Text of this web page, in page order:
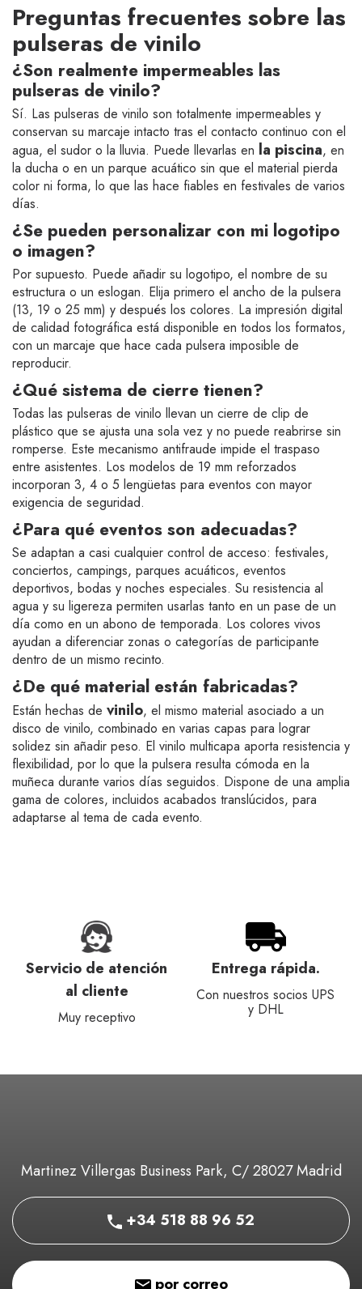
Preguntas frecuentes sobre las
pulseras de vinilo
¿Son realmente impermeables las
pulseras de vinilo?
Sí. Las pulseras de vinilo son totalmente impermeables y
conservan su marcaje intacto tras el contacto continuo con el
agua, el sudor o la lluvia. Puede llevarlas en la piscina, en
la ducha o en un parque acuático sin que el material pierda
color ni forma, lo que las hace fiables en festivales de varios
días.
¿Se pueden personalizar con mi logotipo
o imagen?
Por supuesto. Puede añadir su logotipo, el nombre de su
estructura o un eslogan. Elija primero el ancho de la pulsera
(13, 19 o 25 mm) y después los colores. La impresión digital
de calidad fotográfica está disponible en todos los formatos,
con un marcaje que hace cada pulsera imposible de
reproducir.
¿Qué sistema de cierre tienen?
Todas las pulseras de vinilo llevan un cierre de clip de
plástico que se ajusta una sola vez y no puede reabrirse sin
romperse. Este mecanismo antifraude impide el traspaso
entre asistentes. Los modelos de 19 mm reforzados
incorporan 3, 4 o 5 lengüetas para eventos con mayor
exigencia de seguridad.
¿Para qué eventos son adecuadas?
Se adaptan a casi cualquier control de acceso: festivales,
conciertos, campings, parques acuáticos, eventos
deportivos, bodas y noches especiales. Su resistencia al
agua y su ligereza permiten usarlas tanto en un pase de un
día como en un abono de temporada. Los colores vivos
ayudan a diferenciar zonas o categorías de participante
dentro de un mismo recinto.
¿De qué material están fabricadas?
Están hechas de vinilo, el mismo material asociado a un
disco de vinilo, combinado en varias capas para lograr
solidez sin añadir peso. El vinilo multicapa aporta resistencia y
flexibilidad, por lo que la pulsera resulta cómoda en la
muñeca durante varios días seguidos. Dispone de una amplia
gama de colores, incluidos acabados translúcidos, para
adaptarse al tema de cada evento.
Servicio de atención
al cliente
Muy receptivo
Entrega rápida.
Con nuestros socios UPS
y DHL
Martinez Villergas Business Park, C/ 28027 Madrid
+34 518 88 96 52
por correo